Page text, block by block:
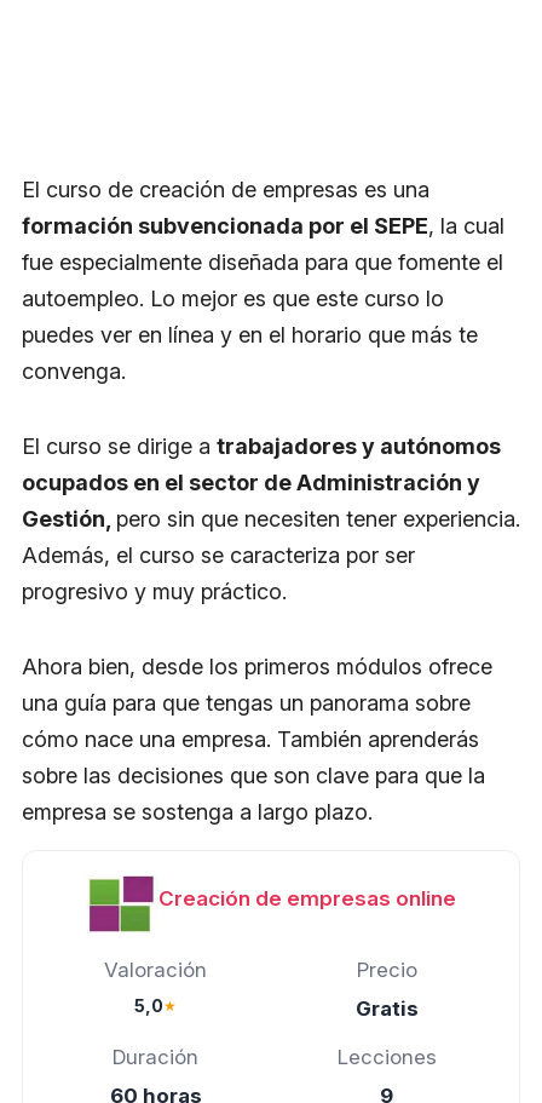
El curso de creación de empresas es una
formación subvencionada por el SEPE, la cual
fue especialmente diseñada para que fomente el
autoempleo. Lo mejor es que este curso lo
puedes ver en línea y en el horario que más te
convenga.
El curso se dirige a trabajadores y autónomos
ocupados en el sector de Administración y
Gestión, pero sin que necesiten tener experiencia.
Además, el curso se caracteriza por ser
progresivo y muy práctico.
Ahora bien, desde los primeros módulos ofrece
una guía para que tengas un panorama sobre
cómo nace una empresa. También aprenderás
sobre las decisiones que son clave para que la
empresa se sostenga a largo plazo.
Creación de empresas online
Valoración
5,0★
Precio
Gratis
Duración
60 horas
Lecciones
9